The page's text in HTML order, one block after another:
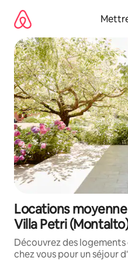
directement
contenu
Locations
Villa Petri
Découvrez des
chez vous pour un séjour